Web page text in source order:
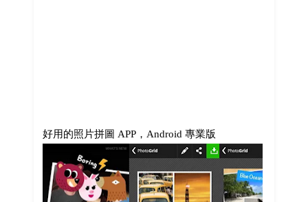
好用的照片拼圖 APP，Android 專業版